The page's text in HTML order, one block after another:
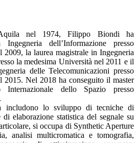
nel 1974, Filippo Biondi ha
dell’Informazione presso
2009, la laurea magistrale in Ingegneria
la medesima Università nel 2011 e il
delle Telecomunicazioni presso
2015. Nel 2018 ha conseguito il master
dello Spazio presso
includono lo sviluppo di tecniche di
elaborazione statistica del segnale su
si occupa di Synthetic Aperture
analisi multicromatica e tomografia,